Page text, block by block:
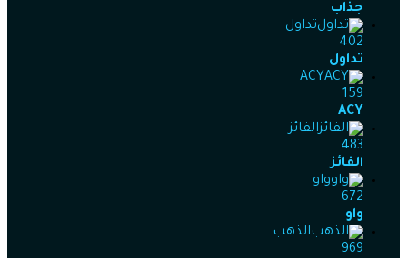
جذاب
تداول
402
تداول
ACY
159
ACY
الفائز
483
الفائز
واو
672
واو
الذهب
969